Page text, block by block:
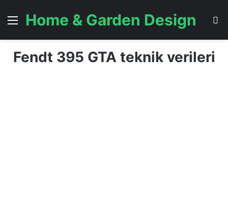
Menü
Home & Garden Design
Fendt 395 GTA teknik verileri